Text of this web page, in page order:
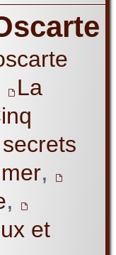
La
,
,
et